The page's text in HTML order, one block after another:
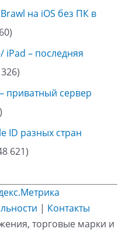
на iOS без ПК в
iPad – последняя
приватный сервер
ID разных стран
621)
| Контакты
торговые марки и